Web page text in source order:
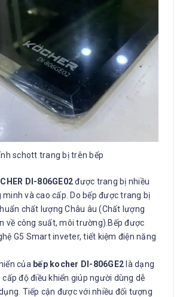
schott trang bị trên bếp
DI-806GE02được trang bị nhiều
và cao cấp. Do bếp được trang bị
chất lượng Châu âu (Chất lượng
về công suất, môi trường).Bếp được
G5 Smart inveter, tiết kiệm điện năng
của bếp kocher DI-806GE2 là dạng
độ điều khiển giúp người dùng dễ
Tiếp cận được với nhiều đối tượng